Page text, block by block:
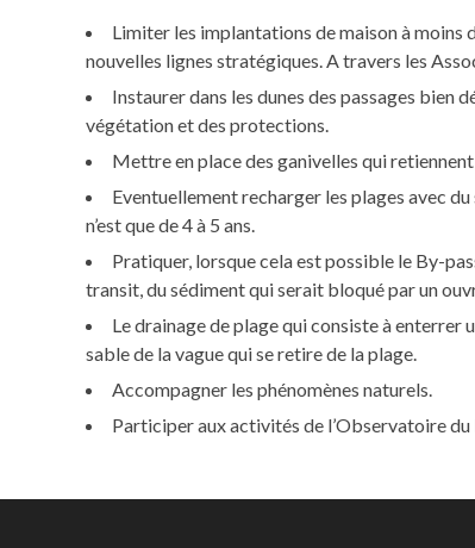
Limiter les implantations de maison à moins
nouvelles lignes stratégiques. A travers les
Instaurer dans les dunes des passages bien
végétation et des protections.
Mettre en place des ganivelles qui
Eventuellement recharger les plages avec
n’est que de 4 à 5 ans.
Pratiquer, lorsque cela est possible le By-
transit, du sédiment qui serait bloqué par un
Le drainage de plage qui consiste à enterrer
sable de la vague qui se retire de la plage.
Accompagner les phénomènes naturels.
Participer aux activités de l’Observatoire